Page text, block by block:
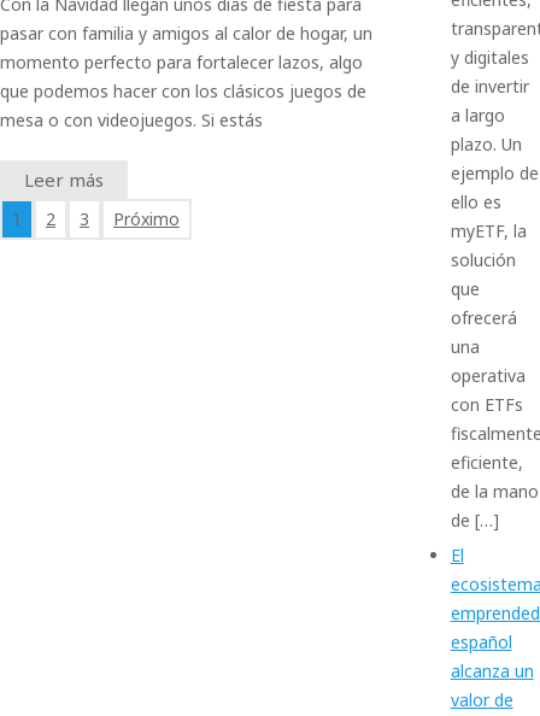
pasar con familia y amigos al calor de hogar, un
momento perfecto para fortalecer lazos, algo
que podemos hacer con los clásicos juegos de
mesa o con videojuegos. Si estás
Leer más
1 2 3 Próximo
y digitales
de invertir
a largo
plazo. Un
ejemplo de
ello es
myETF, la
solución
que
ofrecerá
una
operativa
con ETFs
eficiente,
de la mano
de […]
El
español
alcanza un
valor de